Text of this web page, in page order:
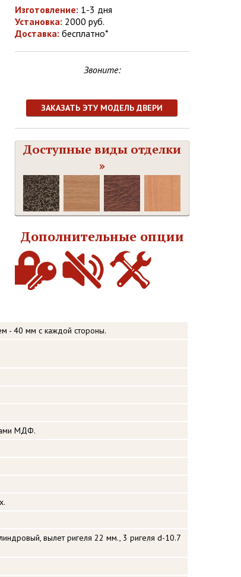
Изготовление: 1-3 дня
Установка: 2000 руб.
Доставка: бесплатно*
Звоните:
ЗАКАЗАТЬ ЭТУ МОДЕЛЬ ДВЕРИ
Доступные виды отделки
»
Дополнительные опции
- 40 мм с каждой стороны.
МДФ.
вылет ригеля 22 мм., 3 ригеля d-10.7